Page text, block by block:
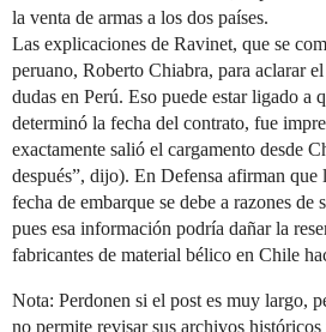
la venta de armas a los dos países.
Las explicaciones de Ravinet, que se
peruano, Roberto Chiabra, para aclarar
dudas en Perú. Eso puede estar ligado a
determinó la fecha del contrato, fue
exactamente salió el cargamento desde
después”, dijo). En Defensa afirman que
fecha de embarque se debe a razones de
pues esa información podría dañar la
fabricantes de material bélico en Chile
Nota: Perdonen si el post es muy largo,
no permite revisar sus archivos históricos